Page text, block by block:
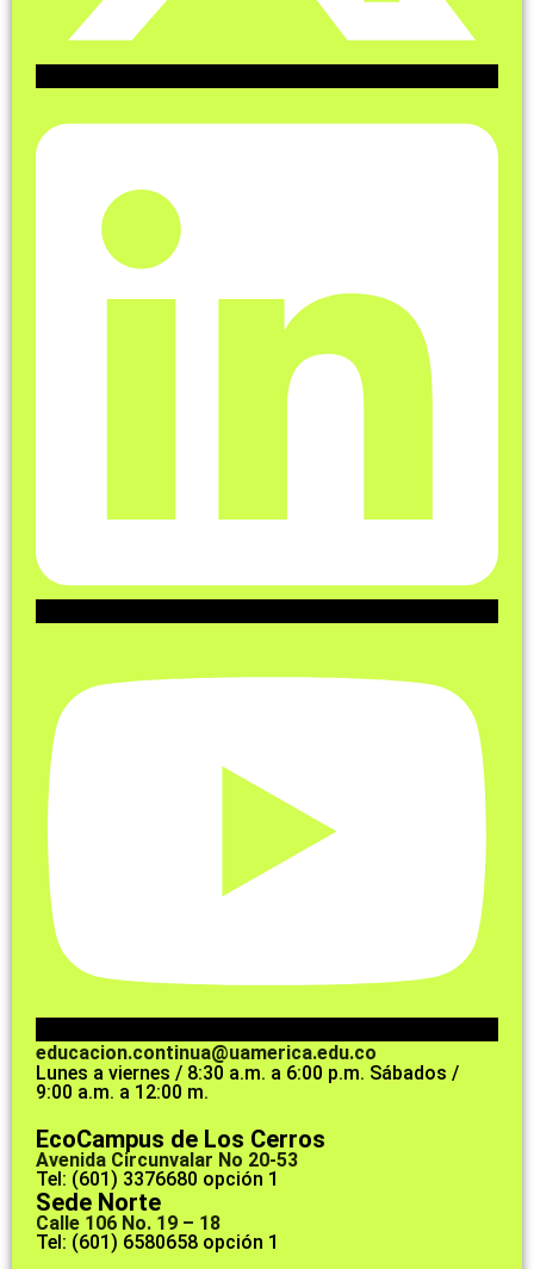
educacion.continua@uamerica.edu.co
Lunes a viernes / 8:30 a.m. a 6:00 p.m. Sábados /
9:00 a.m. a 12:00 m.
EcoCampus de Los Cerros
Avenida Circunvalar No 20-53
Tel: (601) 3376680 opción 1
Sede Norte
Calle 106 No. 19 – 18
Tel: (601) 6580658 opción 1